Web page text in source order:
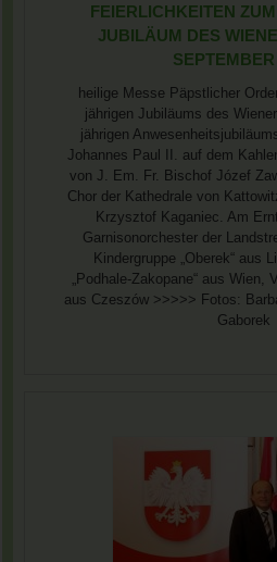
FEIERLICHKEITEN
JUBILÄUM DES
heilige Messe Päpstlicher
jährigen Jubiläums des
jährigen
Johannes Paul II. auf dem
von J. Em. Fr. Bischof Józef
Chor der Kathedrale von
Krzysztof Kaganiec. Am
Garnisonorchester der
Kindergruppe „Oberek“ aus
„Podhale-Zakopane“ aus Wien,
aus Czeszów >>>>> Fotos:
Gaborek